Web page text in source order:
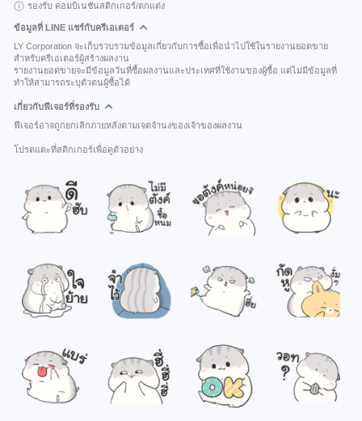
รองรับ คอมบิเนชันสติกเกอร์/ตกแต่ง
ข้อมูลที่ LINE แชร์กับครีเอเตอร์
LY Corporation จะเก็บรวบรวมข้อมูลเกี่ยวกับการซื้อเพื่อนำไปใช้ในรายงานยอดขาย
สำหรับครีเอเตอร์ผู้สร้างผลงาน
รายงานยอดขายจะมีข้อมูลวันที่ซื้อผลงานและประเทศที่ใช้งานของผู้ซื้อ แต่ไม่มีข้อมูลที่
ทำให้สามารถระบุตัวตนผู้ซื้อได้
เกี่ยวกับฟีเจอร์ที่รองรับ
ฟีเจอร์อาจถูกยกเลิกภายหลังตามเจตจำนงของเจ้าของผลงาน
โปรดแตะที่สติกเกอร์เพื่อดูตัวอย่าง